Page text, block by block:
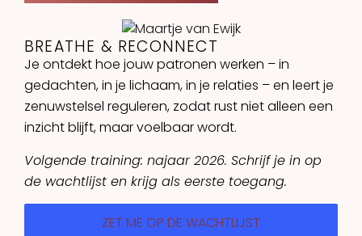
BREATHE & RECONNECT
Je ontdekt hoe jouw patronen werken – in
gedachten, in je lichaam, in je relaties – en leert je
zenuwstelsel reguleren, zodat rust niet alleen een
inzicht blijft, maar voelbaar wordt.
Volgende training: najaar 2026. Schrijf je in op
de wachtlijst en krijg als eerste toegang.
ZET ME OP DE WACHTLIJST